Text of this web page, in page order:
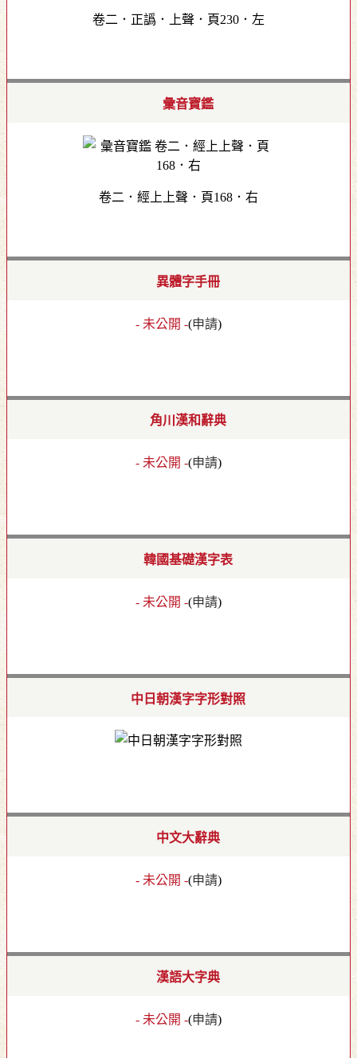
卷二．正譌．上聲．頁230．左
彙音寶鑑
卷二．經上上聲．頁168．右
異體字手冊
- 未公開 -(申請)
角川漢和辭典
- 未公開 -(申請)
韓國基礎漢字表
- 未公開 -(申請)
中日朝漢字字形對照
中文大辭典
- 未公開 -(申請)
漢語大字典
- 未公開 -(申請)